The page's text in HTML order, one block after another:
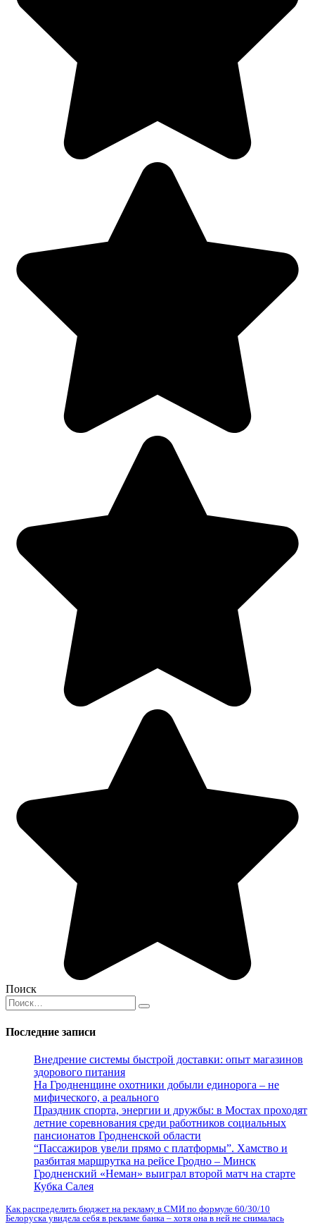
Поиск
Search
for:
Последние записи
Внедрение системы быстрой доставки: опыт магазинов
здорового питания
На Гродненщине охотники добыли единорога – не
мифического, а реального
Праздник спорта, энергии и дружбы: в Мостах проходят
летние соревнования среди работников социальных
пансионатов Гродненской области
“Пассажиров увели прямо с платформы”. Хамство и
разбитая маршрутка на рейсе Гродно – Минск
Гродненский «Неман» выиграл второй матч на старте
Кубка Салея
Как распределить бюджет на рекламу в СМИ по формуле 60/30/10
Белоруска увидела себя в рекламе банка – хотя она в ней не снималась